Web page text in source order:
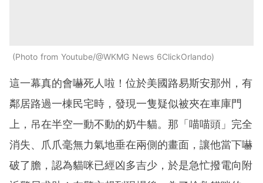
Photo from Youtube/@WKMG News 6ClickOrlando
這一幕真的會嚇死人啦！位於美國路易斯安那州，有
鄰居路過一棟民宅時，發現一隻疑似被夾在車庫門
上，吊在半空一動不動的奶牛貓。那「喵喵頭」完全
消失、爪爪毫無力氣地垂在兩側的畫面，讓他當下嚇
破了膽，認為貓咪已經凶多吉少，於是急忙撥電向附